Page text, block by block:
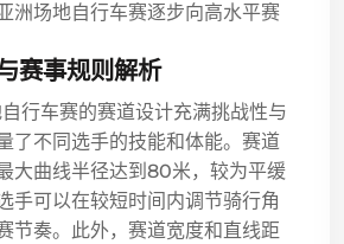
洲场地自行车赛逐步向高水平赛
赛事规则解析
行车赛的赛道设计充满挑战性与
了不同选手的技能和体能。赛道
大曲线半径达到80米，较为平缓
手可以在较短时间内调节骑行角
节奏。此外，赛道宽度和直线距